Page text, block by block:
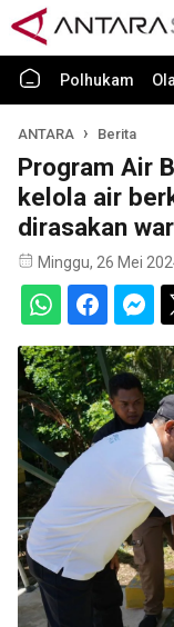
Polhukam
ANTARA Berita
Program Air
kelola air
dirasakan
Minggu, 26 Mei